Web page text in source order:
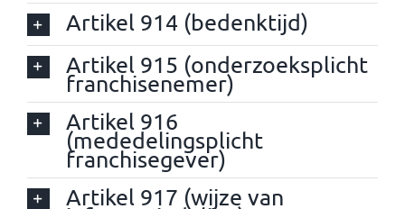
Artikel 914 (bedenktijd)
Artikel 915 (onderzoeksplicht
franchisenemer)
Artikel 916
(mededelingsplicht
franchisegever)
Artikel 917 (wijze van